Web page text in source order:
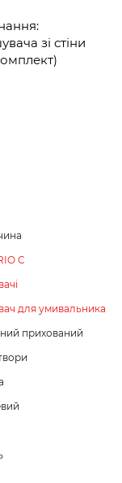
зі стіни
C
для умивальника
прихований